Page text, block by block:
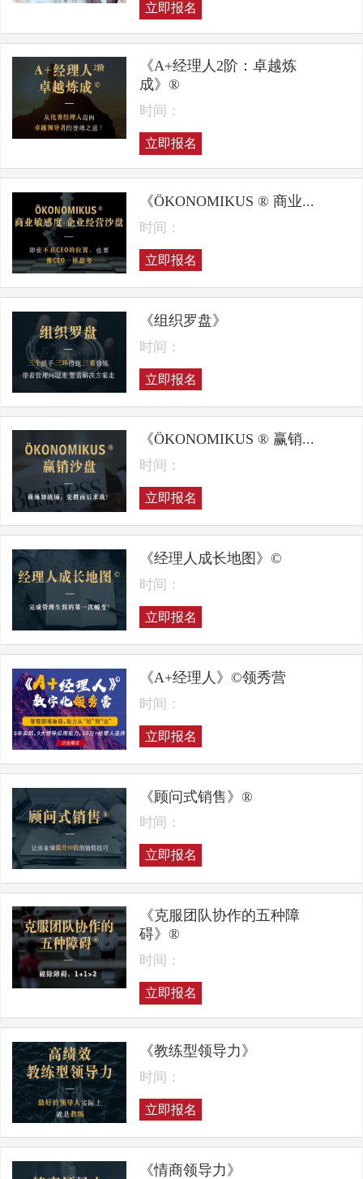
立即报名
《A+经理人2阶：卓越炼
成》®
时间：
立即报名
《ÖKONOMIKUS ® 商业...
时间：
立即报名
《组织罗盘》
时间：
立即报名
《ÖKONOMIKUS ® 赢销...
时间：
立即报名
《经理人成长地图》©
时间：
立即报名
《A+经理人》©领秀营
时间：
立即报名
《顾问式销售》®
时间：
立即报名
《克服团队协作的五种障
碍》®
时间：
立即报名
《教练型领导力》
时间：
立即报名
《情商领导力》